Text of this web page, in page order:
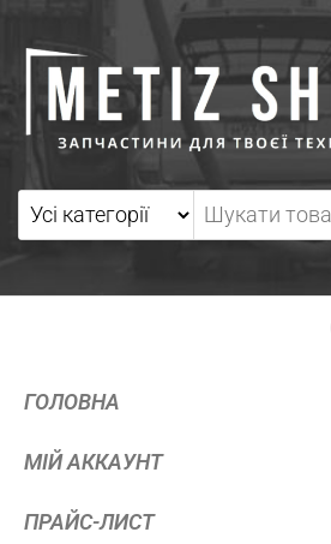
ГОЛОВНА
МІЙ АККАУНТ
ПРАЙС-ЛИСТ